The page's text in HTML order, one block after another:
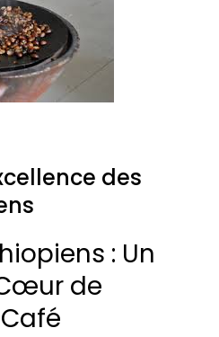
des
: Un
de